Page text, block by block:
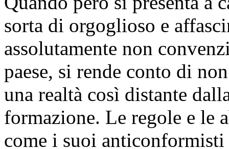
sorta di orgoglioso e
assolutamente non
paese, si rende conto di
una realtà così distante
formazione. Le regole e le
come i suoi